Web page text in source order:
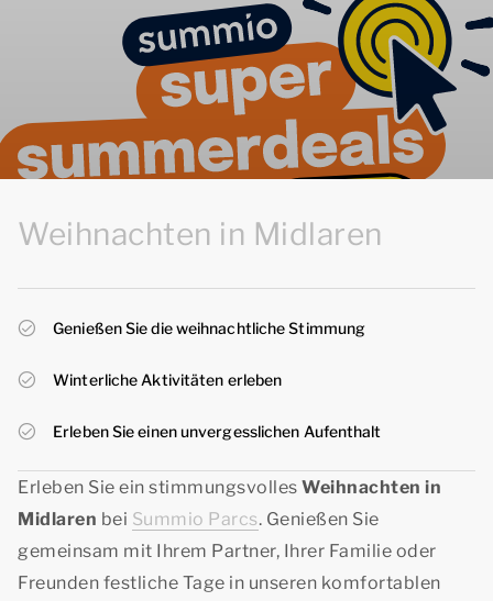
Weihnachten in Midlaren
Genießen Sie die weihnachtliche Stimmung
Winterliche Aktivitäten erleben
Erleben Sie einen unvergesslichen Aufenthalt
Erleben Sie ein stimmungsvolles Weihnachten in
Midlaren bei Summio Parcs. Genießen Sie
gemeinsam mit Ihrem Partner, Ihrer Familie oder
Freunden festliche Tage in unseren komfortablen